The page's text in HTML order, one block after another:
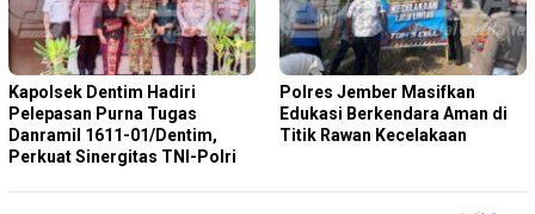
Kapolsek Dentim Hadiri
Pelepasan Purna Tugas
Danramil 1611-01/Dentim,
Perkuat Sinergitas TNI-Polri
Polres Jember Masifkan
Edukasi Berkendara Aman di
Titik Rawan Kecelakaan